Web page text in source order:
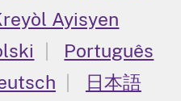
Ayisyen
Português
日本語